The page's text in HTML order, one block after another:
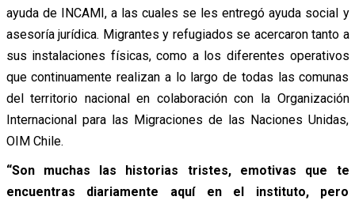
ayuda de INCAMI, a las cuales se les entregó ayuda social y
asesoría jurídica. Migrantes y refugiados se acercaron tanto a
sus instalaciones físicas, como a los diferentes operativos
que continuamente realizan a lo largo de todas las comunas
del territorio nacional en colaboración con la Organización
Internacional para las Migraciones de las Naciones Unidas,
OIM Chile.
“Son muchas las historias tristes, emotivas que te
encuentras diariamente aquí en el instituto, pero